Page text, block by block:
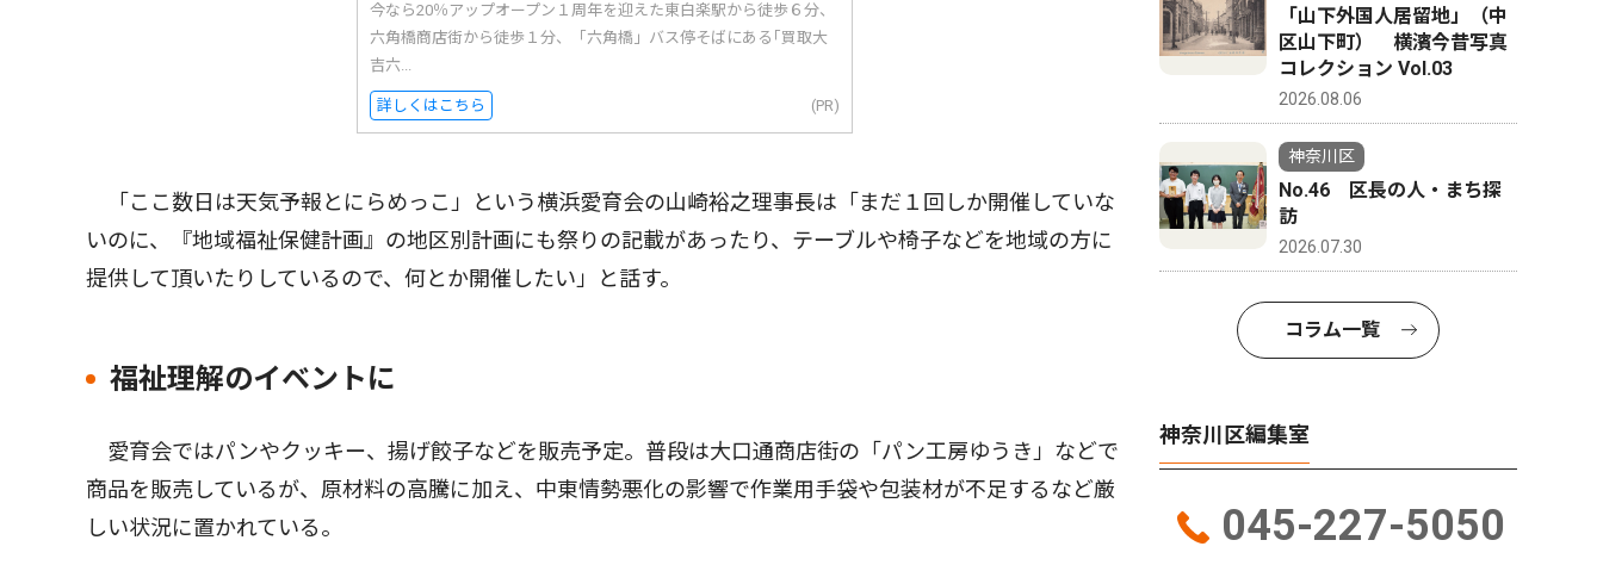
今なら20％アップオープン１周年を迎えた東白楽駅から徒歩６分、
六角橋商店街から徒歩１分、「六角橋」バス停そばにある｢買取大
吉六...
詳しくはこちら (PR)
「ここ数日は天気予報とにらめっこ」という横浜愛育会の山崎裕之理事長は「まだ１回しか開催していな
いのに、『地域福祉保健計画』の地区別計画にも祭りの記載があったり、テーブルや椅子などを地域の方に
提供して頂いたりしているので、何とか開催したい」と話す。
福祉理解のイベントに
愛育会ではパンやクッキー、揚げ餃子などを販売予定。普段は大口通商店街の「パン工房ゆうき」などで
商品を販売しているが、原材料の高騰に加え、中東情勢悪化の影響で作業用手袋や包装材が不足するなど厳
しい状況に置かれている。
「山下外国人居留地」（中
区山下町） 横濱今昔写真
コレクション Vol.03
2026.08.06
神奈川区
No.46 区長の人・まち探
訪
2026.07.30
コラム一覧
神奈川区編集室
045-227-5050